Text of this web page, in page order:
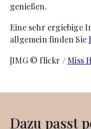
genießen.
Eine sehr ergiebige
allgemein finden Sie
[IMG © flickr / Miss
Dazu passt